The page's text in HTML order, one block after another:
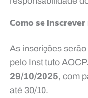
Como se
As inscrições
pelo Instituto AOCP.
29/10/2025, com
até 30/10.